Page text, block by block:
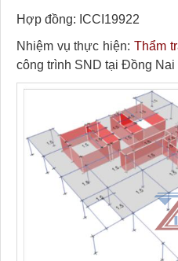
Hợp đồng: ICCI19922
Nhiệm vụ thực hiện: Thẩm
công trình SND tại Đồng Nai